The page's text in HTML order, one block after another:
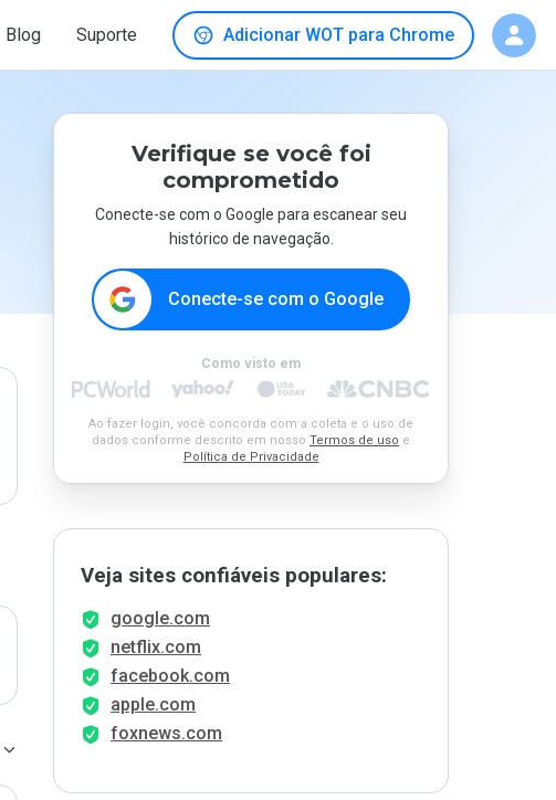
Blog Suporte Adicionar WOT para Chrome
Verifique se você foi
comprometido
Conecte-se com o Google para escanear seu
histórico de navegação.
Conecte-se com o Google
Como visto em
Ao fazer login, você concorda com a coleta e o uso de
dados conforme descrito em nosso Termos de uso e
Política de Privacidade
Veja sites confiáveis populares:
google.com
netflix.com
facebook.com
apple.com
foxnews.com